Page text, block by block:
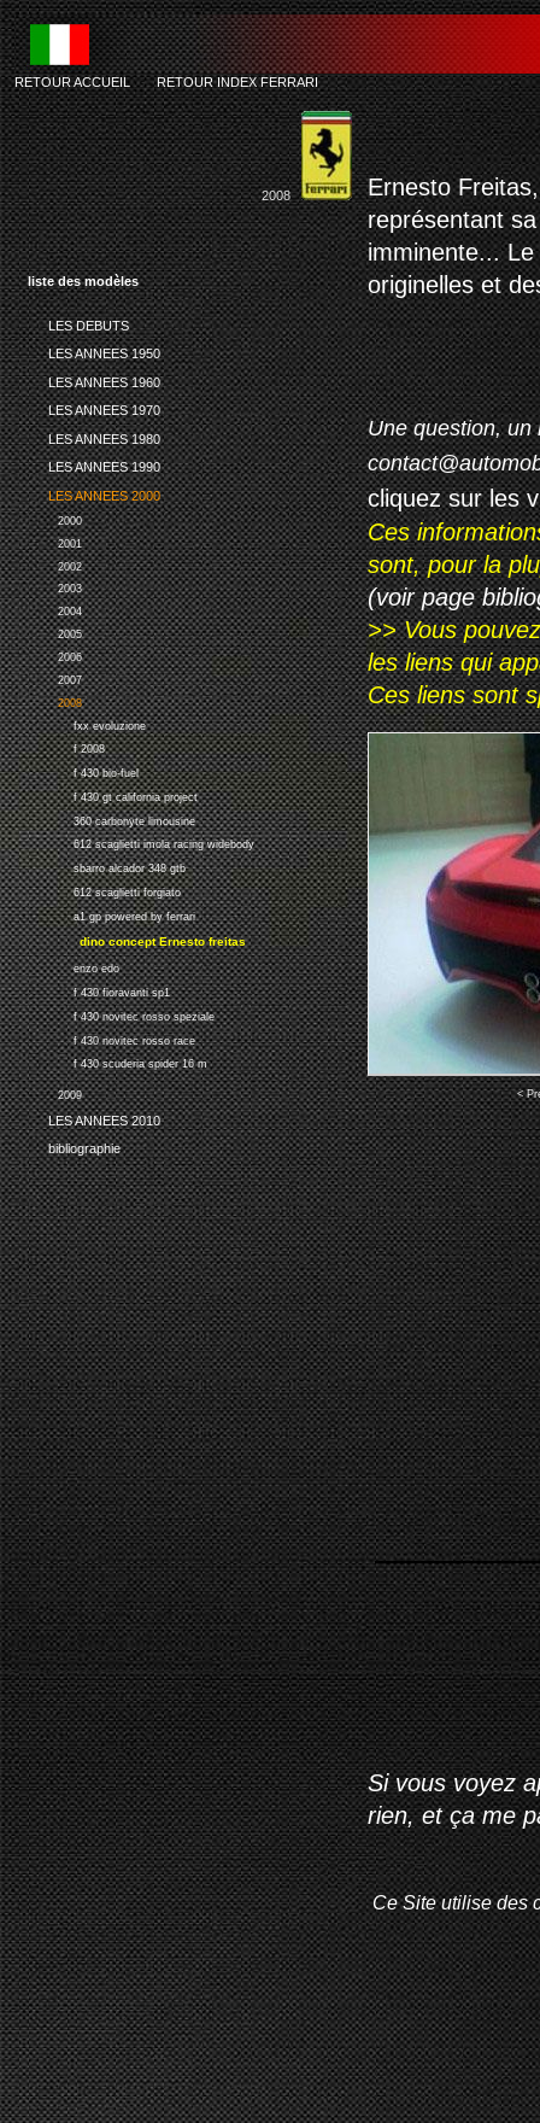
liste des modèles
LES DEBUTS
LES ANNEES 1950
LES ANNEES 1960
LES ANNEES 1970
LES ANNEES 1980
LES ANNEES 1990
LES ANNEES 2000
2000
2001
2002
2003
2004
2005
2006
2007
2008
fxx evoluzione
f 2008
f 430 bio-fuel
f 430 gt california project
360 carbonyte limousine
612 scaglietti imola racing widebody
sbarro alcador 348 gtb
612 scaglietti forgiato
a1 gp powered by ferrari
dino concept Ernesto freitas
enzo edo
f 430 fioravanti sp1
f 430 novitec rosso speziale
f 430 novitec rosso race
f 430 scuderia spider 16 m
2009
LES ANNEES 2010
bibliographie
RETOUR ACCUEIL-RETOUR INDEX FERRARI
2008
Ernesto
représentant
imminente...
originelles et
Une question, un
cliquez sur les
Ces
sont, pour la
(voir page
>> Vous
les liens qui
Ces liens sont
<
Si vous voyez
rien, et ça me
Ce Site utilise des